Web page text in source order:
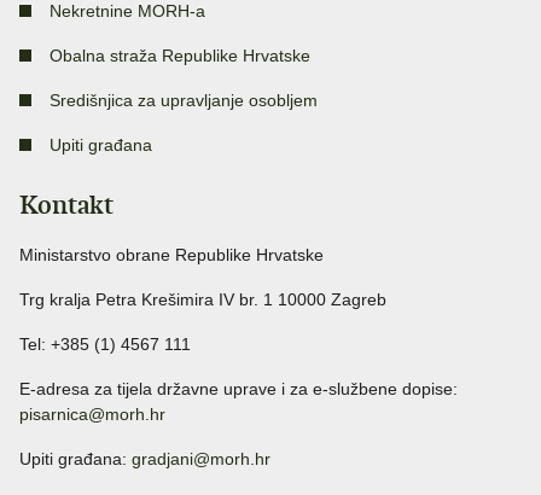
Nekretnine MORH-a
Obalna straža Republike Hrvatske
Središnjica za upravljanje osobljem
Upiti građana
Kontakt
Ministarstvo obrane Republike Hrvatske
Trg kralja Petra Krešimira IV br. 1 10000 Zagreb
Tel: +385 (1) 4567 111
E-adresa za tijela državne uprave i za e-službene dopise:
pisarnica@morh.hr
Upiti građana: gradjani@morh.hr